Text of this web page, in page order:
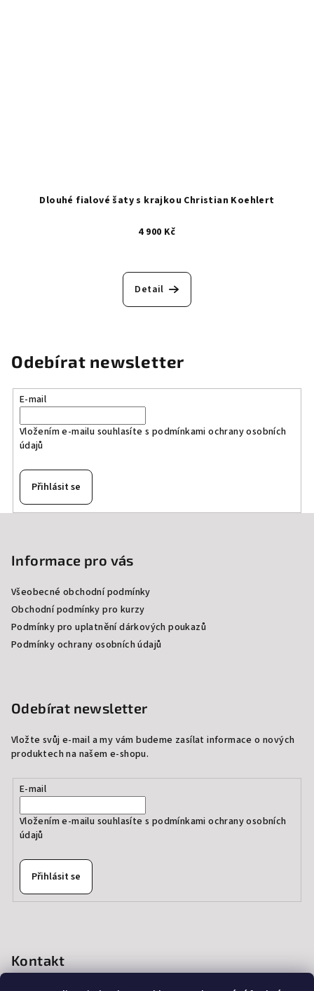
Dlouhé fialové šaty s krajkou Christian Koehlert
4 900 Kč
Detail
Odebírat newsletter
E-mail
Vložením e-mailu souhlasíte s podmínkami ochrany osobních
údajů
Přihlásit se
Informace pro vás
Všeobecné obchodní podmínky
Obchodní podmínky pro kurzy
Podmínky pro uplatnění dárkových poukazů
Podmínky ochrany osobních údajů
Odebírat newsletter
Vložte svůj e-mail a my vám budeme zasílat informace o nových
produktech na našem e-shopu.
E-mail
Vložením e-mailu souhlasíte s podmínkami ochrany osobních
údajů
Přihlásit se
Kontakt